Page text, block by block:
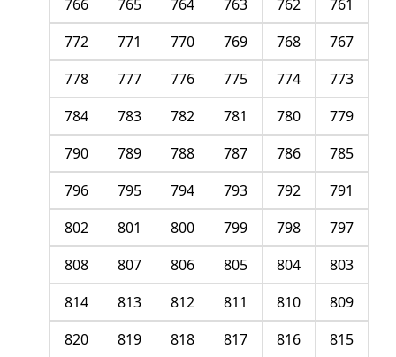
761
762
763
764
765
766
767
768
769
770
771
772
773
774
775
776
777
778
779
780
781
782
783
784
785
786
787
788
789
790
791
792
793
794
795
796
797
798
799
800
801
802
803
804
805
806
807
808
809
810
811
812
813
814
815
816
817
818
819
820